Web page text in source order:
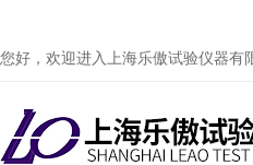
您好，欢迎进入上海乐傲试验仪器有